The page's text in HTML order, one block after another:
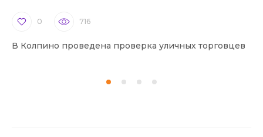
0 716
В Колпино проведена проверка уличных торговцев